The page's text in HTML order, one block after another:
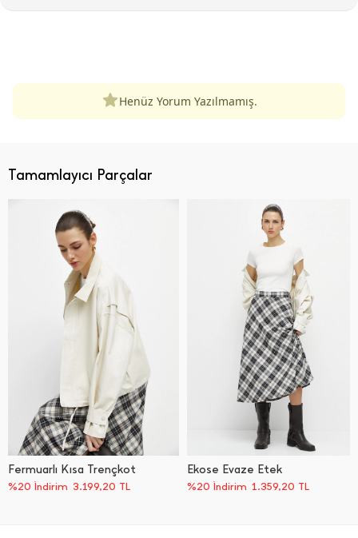
Henüz Yorum Yazılmamış.
Tamamlayıcı Parçalar
Fermuarlı Kısa Trençkot
%20 İndirim 3.199,20 TL
Ekose Evaze Etek
%20 İndirim 1.359,20 TL